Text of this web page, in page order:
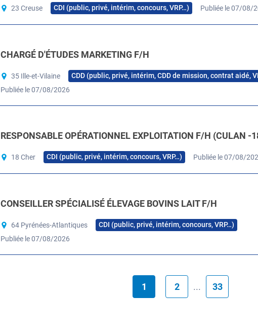
23 Creuse CDI (public, privé, intérim, concours, VRP…) Publiée le 07/08/
CHARGÉ D'ÉTUDES MARKETING F/H
35 Ille-et-Vilaine
CDD (public, privé, intérim, CDD de mission, contrat aidé,
Publiée le 07/08/2026
RESPONSABLE OPÉRATIONNEL EXPLOITATION F/H (CULAN -
18 Cher CDI (public, privé, intérim, concours, VRP…) Publiée le 07/08/
CONSEILLER SPÉCIALISÉ ÉLEVAGE BOVINS LAIT F/H
64 Pyrénées-Atlantiques
CDI (public, privé, intérim, concours, VRP…)
Publiée le 07/08/2026
1 2 ... 33